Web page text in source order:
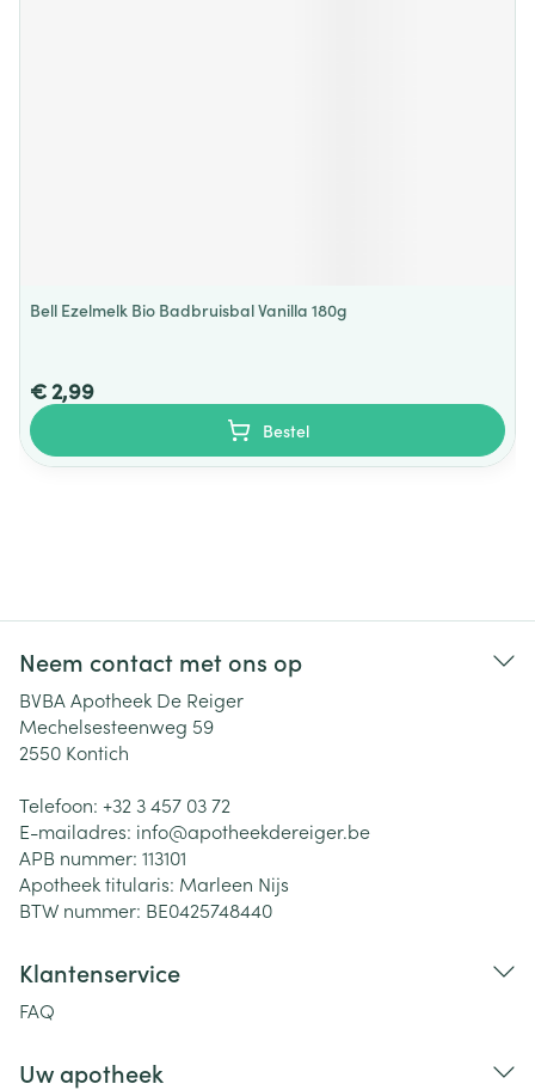
Bell Ezelmelk Bio Badbruisbal Vanilla 180g
€ 2,99
Bestel
Neem contact met ons op
BVBA Apotheek De Reiger
Mechelsesteenweg 59
2550 Kontich
Telefoon: +32 3 457 03 72
E-mailadres: info@apotheekdereiger.be
APB nummer: 113101
Apotheek titularis: Marleen Nijs
BTW nummer: BE0425748440
Klantenservice
FAQ
Uw apotheek